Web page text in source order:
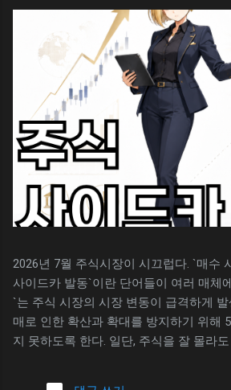
캡쳐 도구를 사용하기 위
다. 윈도우 캡쳐 단축키
가 저장되어 있는지 확인
보통은 자신에게 익숙한
트 등에 붙여넣기 하고 사
에 대한 별도의 설정을
캡쳐는 자동 저장이 기본
크린샷 `폴더에서 캡쳐된
있다. 캡쳐 이미지 찾아보
캡쳐하면 자동 저장된다.
었...
용어에 차이가 있기에 난
찾는데 애로 사항이 생긴
드시트의 용어를 비교해
높이 로 표현하지만 스프
절 로 메뉴에 표현된다.
어가 다르기에 엑셀을 잘
드시트에서 헷갈리는 경
조절하는 방법 구글 스프
를 조절하는 방법은 엑셀
것과 같다. 스프레드시트
오른쪽 버튼을 클릭하고
는 방법이다. 구글 스프레
경할 행을 선택하고 마우
한다. 메뉴 하단의 행 크
크기를 조절할 수치를 입
편하다면 마우스로 단순
도 있다. 과정 보기 위의
2026년 7월 주식시장이 시끄럽다. `매수
사이드카 발동`이란 단어들이 여러 매체
`는 주식 시장의 시장 변동이 급격하게
매로 인한 확산과 확대를 방지하기 위해
지 못하도록 한다. 일단, 주식을 잘 몰라도
는 곳은 아마도 주식시장의 상황을 볼 수